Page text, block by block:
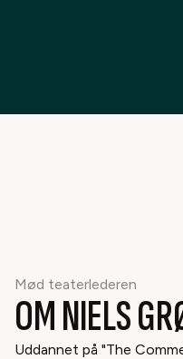
Mød teaterlederen
OM NIELS
Uddannet på "The